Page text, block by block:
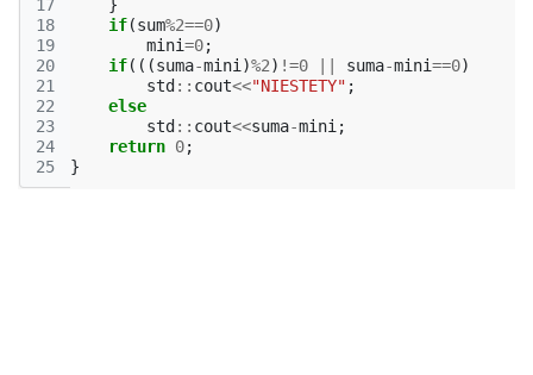
17
18
19
20
21
22
23
24
25
}
if(sum%2==0)
mini=0;
if(((suma-mini )%2) !=0 suma-mini==0)
std :: cout<<"NIESTETY" ;
else
std :: cout<<suma-mini ;
return 0;
}